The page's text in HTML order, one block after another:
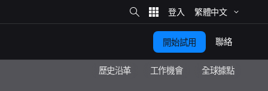
網
站
​搜
繁體​中文
開始​試用 聯絡
歷史​沿革 工作​機會 全球據​點